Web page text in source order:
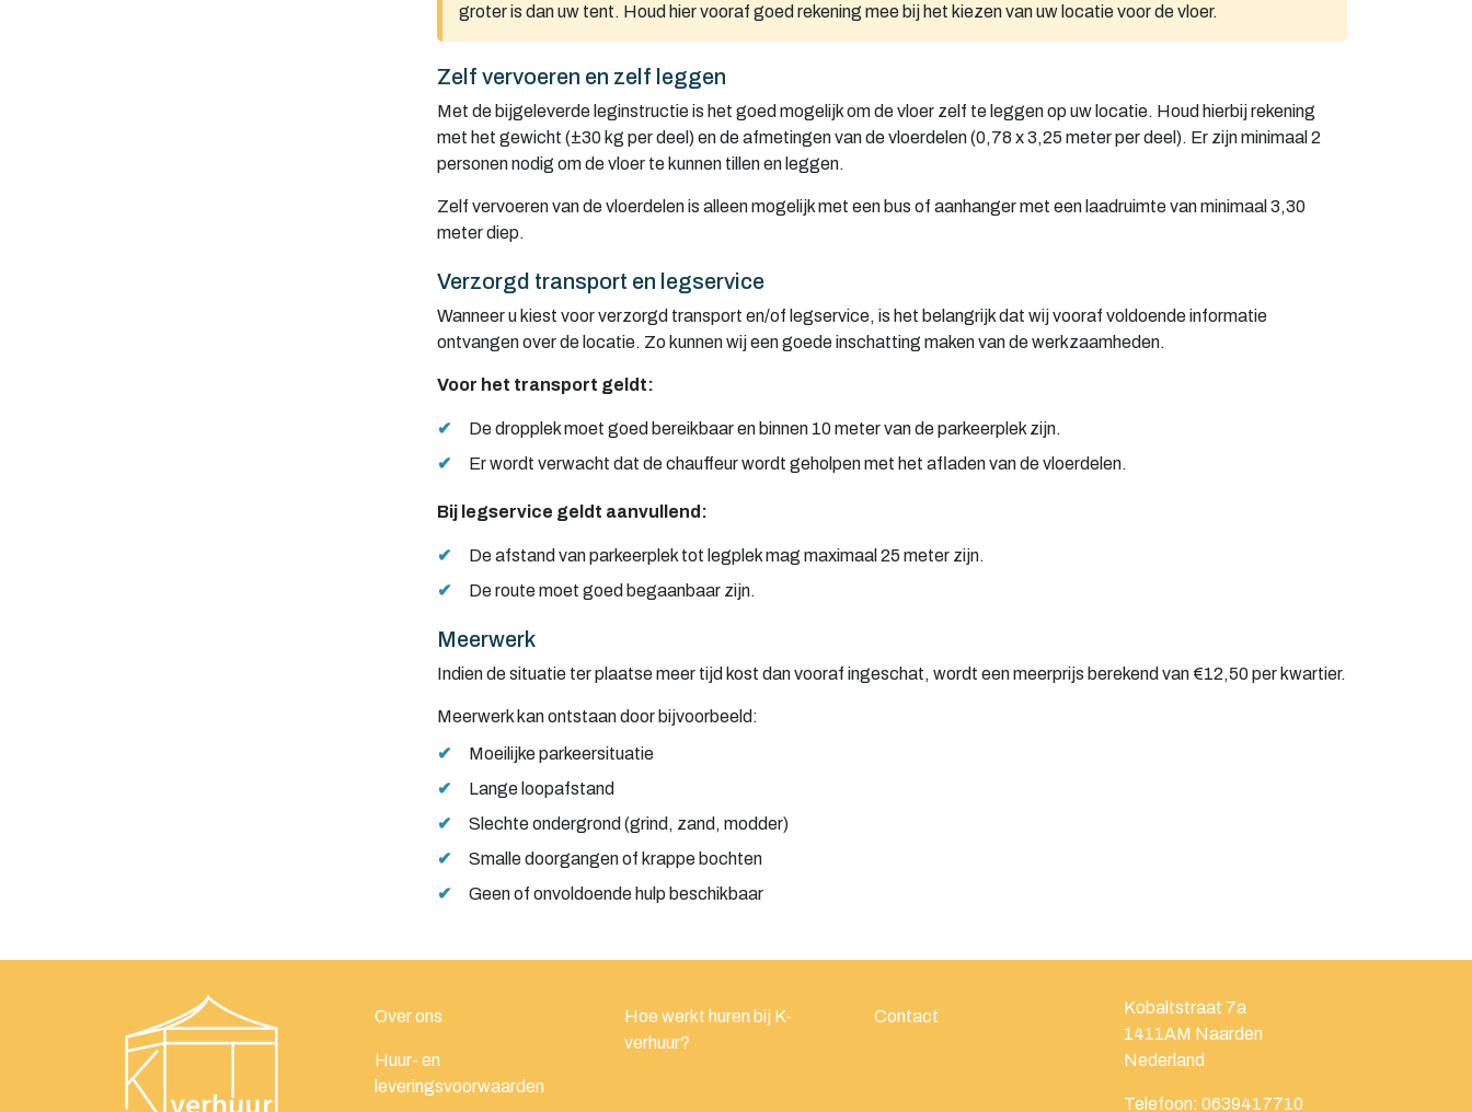
groter is dan uw tent. Houd hier vooraf goed rekening mee bij het kiezen van uw locatie voor de vloer.
Zelf vervoeren en zelf leggen
Met de bijgeleverde leginstructie is het goed mogelijk om de vloer zelf te leggen op uw locatie. Houd hierbij rekening
met het gewicht (±30 kg per deel) en de afmetingen van de vloerdelen (0,78 x 3,25 meter per deel). Er zijn minimaal 2
personen nodig om de vloer te kunnen tillen en leggen.
Zelf vervoeren van de vloerdelen is alleen mogelijk met een bus of aanhanger met een laadruimte van minimaal 3,30
meter diep.
Verzorgd transport en legservice
Wanneer u kiest voor verzorgd transport en/of legservice, is het belangrijk dat wij vooraf voldoende informatie
ontvangen over de locatie. Zo kunnen wij een goede inschatting maken van de werkzaamheden.
Voor het transport geldt:
✔ De dropplek moet goed bereikbaar en binnen 10 meter van de parkeerplek zijn.
✔ Er wordt verwacht dat de chauffeur wordt geholpen met het afladen van de vloerdelen.
Bij legservice geldt aanvullend:
✔ De afstand van parkeerplek tot legplek mag maximaal 25 meter zijn.
✔ De route moet goed begaanbaar zijn.
Meerwerk
Indien de situatie ter plaatse meer tijd kost dan vooraf ingeschat, wordt een meerprijs berekend van €12,50 per kwartier.
Meerwerk kan ontstaan door bijvoorbeeld:
✔ Moeilijke parkeersituatie
✔ Lange loopafstand
✔ Slechte ondergrond (grind, zand, modder)
✔ Smalle doorgangen of krappe bochten
✔ Geen of onvoldoende hulp beschikbaar
Over ons
Huur- en
leveringsvoorwaarden
Hoe werkt huren bij K-
verhuur?
Contact
Kobaltstraat 7a
1411AM Naarden
Nederland
Telefoon: 0639417710